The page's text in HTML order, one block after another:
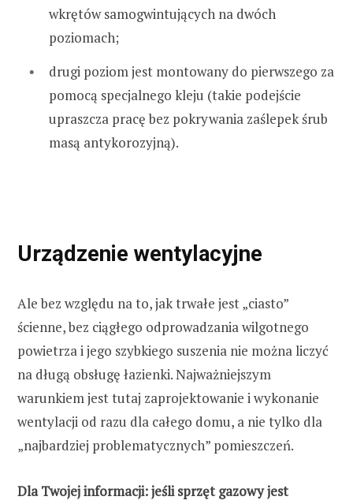
wkrętów samogwintujących na dwóch
poziomach;
drugi poziom jest montowany do pierwszego za
pomocą specjalnego kleju (takie podejście
upraszcza pracę bez pokrywania zaślepek śrub
masą antykorozyjną).
Urządzenie wentylacyjne
Ale bez względu na to, jak trwałe jest „ciasto”
ścienne, bez ciągłego odprowadzania wilgotnego
powietrza i jego szybkiego suszenia nie można liczyć
na długą obsługę łazienki. Najważniejszym
warunkiem jest tutaj zaprojektowanie i wykonanie
wentylacji od razu dla całego domu, a nie tylko dla
„najbardziej problematycznych” pomieszczeń.
Dla Twojej informacji: jeśli sprzęt gazowy jest